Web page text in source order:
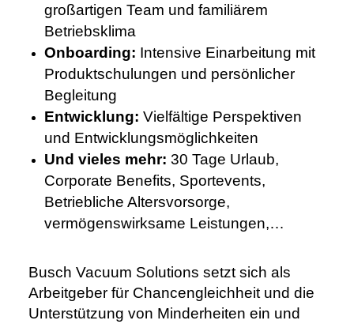
großartigen Team und familiärem
Betriebsklima
Onboarding: Intensive Einarbeitung mit
Produktschulungen und persönlicher
Begleitung
Entwicklung: Vielfältige Perspektiven
und Entwicklungsmöglichkeiten
Und vieles mehr: 30 Tage Urlaub,
Corporate Benefits, Sportevents,
Betriebliche Altersvorsorge,
vermögenswirksame Leistungen,…
Busch Vacuum Solutions setzt sich als
Arbeitgeber für Chancengleichheit und die
Unterstützung von Minderheiten ein und